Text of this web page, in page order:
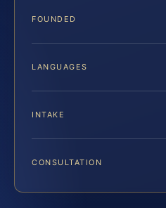
FOUNDED
LANGUAGES
INTAKE
CONSULTATION